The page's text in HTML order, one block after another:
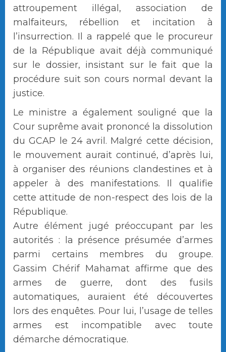
attroupement illégal, association de
malfaiteurs, rébellion et incitation à
l’insurrection. Il a rappelé que le procureur
de la République avait déjà communiqué
sur le dossier, insistant sur le fait que la
procédure suit son cours normal devant la
justice.
Le ministre a également souligné que la
Cour suprême avait prononcé la dissolution
du GCAP le 24 avril. Malgré cette décision,
le mouvement aurait continué, d’après lui,
à organiser des réunions clandestines et à
appeler à des manifestations. Il qualifie
cette attitude de non-respect des lois de la
République.
Autre élément jugé préoccupant par les
autorités : la présence présumée d’armes
parmi certains membres du groupe.
Gassim Chérif Mahamat affirme que des
armes de guerre, dont des fusils
automatiques, auraient été découvertes
lors des enquêtes. Pour lui, l’usage de telles
armes est incompatible avec toute
démarche démocratique.